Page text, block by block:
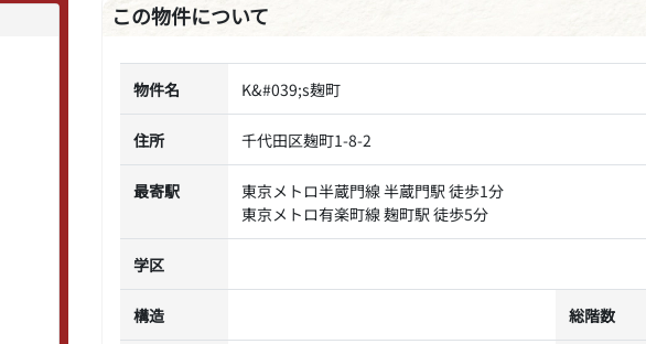
この物件について
物件名 K&#039;s麹町
住所 千代田区麹町1-8-2
最寄駅
東京メトロ半蔵門線 半蔵門駅 徒歩1分
東京メトロ有楽町線 麹町駅 徒歩5分
学区
構造 総階数